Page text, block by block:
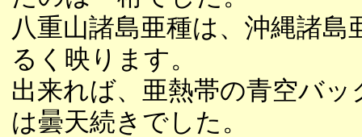
八重山諸島亜種は、沖縄諸
るく映ります。
出来れば、亜熱帯の青空バ
は曇天続きでした。